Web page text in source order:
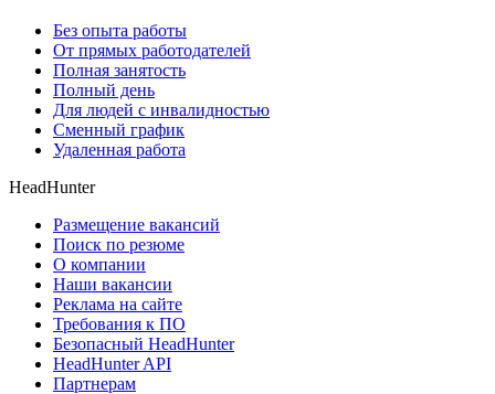
Без опыта работы
От прямых работодателей
Полная занятость
Полный день
Для людей с инвалидностью
Сменный график
Удаленная работа
HeadHunter
Размещение вакансий
Поиск по резюме
О компании
Наши вакансии
Реклама на сайте
Требования к ПО
Безопасный HeadHunter
HeadHunter API
Партнерам